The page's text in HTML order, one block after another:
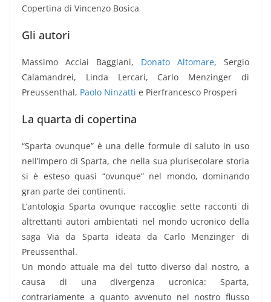
Copertina di Vincenzo Bosica
Gli autori
Massimo Acciai Baggiani, Donato Altomare, Sergio
Calamandrei, Linda Lercari, Carlo Menzinger di
Preussenthal, Paolo Ninzatti e Pierfrancesco Prosperi
La quarta di copertina
“Sparta ovunque” è una delle formule di saluto in uso
nell’Impero di Sparta, che nella sua plurisecolare storia
si è esteso quasi “ovunque” nel mondo, dominando
gran parte dei continenti.
L’antologia Sparta ovunque raccoglie sette racconti di
altrettanti autori ambientati nel mondo ucronico della
saga Via da Sparta ideata da Carlo Menzinger di
Preussenthal.
Un mondo attuale ma del tutto diverso dal nostro, a
causa di una divergenza ucronica: Sparta,
contrariamente a quanto avvenuto nel nostro flusso